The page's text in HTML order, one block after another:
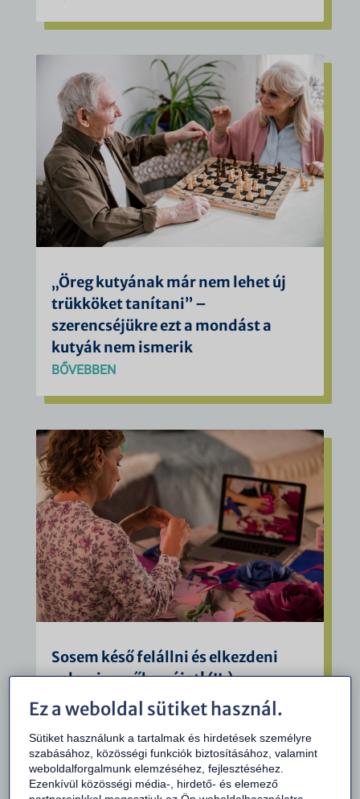
„Öreg kutyának már nem lehet új
trükköket tanítani” –
szerencséjükre ezt a mondást a
kutyák nem ismerik
BŐVEBBEN
Sosem késő felállni és elkezdeni
valami merőben újat! (II.)
BŐVEBBEN
Ez a weboldal sütiket használ.
Sütiket használunk a tartalmak és hirdetések személyre
szabásához, közösségi funkciók biztosításához, valamint
weboldalforgalmunk elemzéséhez, fejlesztéséhez.
Ezenkívül közösségi média-, hirdető- és elemező